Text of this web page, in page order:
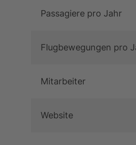
Passagiere pro Jahr
Flugbewegungen pro
Mitarbeiter
Website